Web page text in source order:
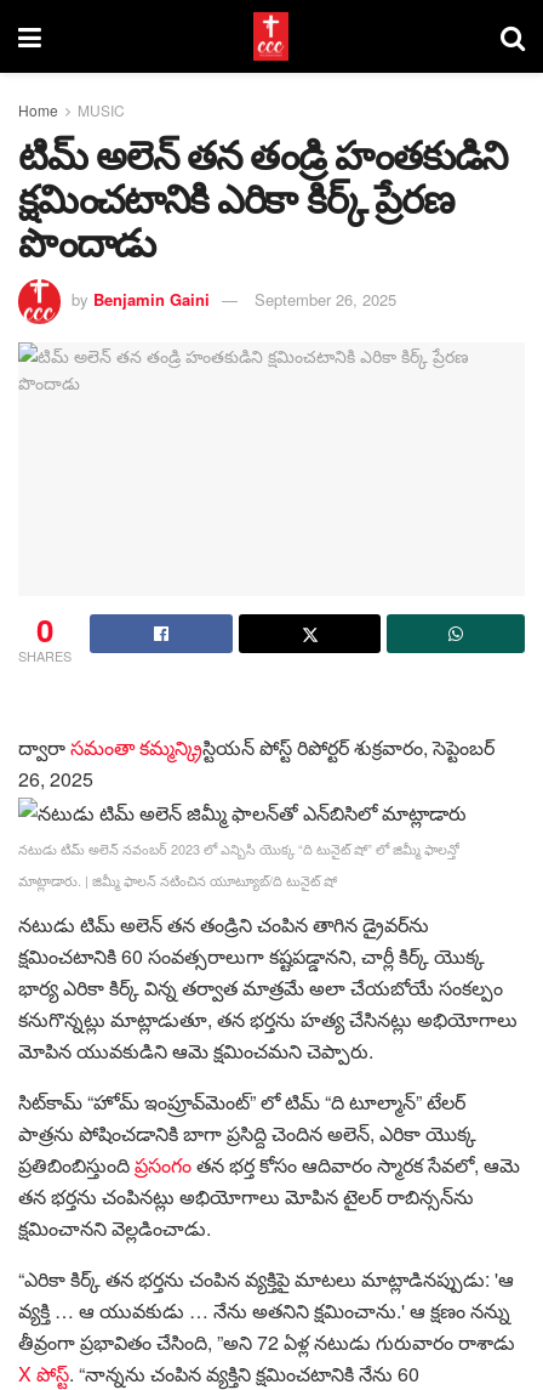
Home MUSIC
టిమ్ అలెన్ తన తండ్రి హంతకుడిని
క్షమించటానికి ఎరికా కిర్క్ ప్రేరణ
పొందాడు
by Benjamin Gaini September 26, 2025
0
SHARES
ద్వారాసమంతా కమ్మన్క్రిస్టియన్ పోస్ట్ రిపోర్టర్శుక్రవారం, సెప్టెంబర్
26, 2025
నటుడు టిమ్ అలెన్ నవంబర్ 2023 లో ఎన్బిసి యొక్క “ది టునైట్ షో” లో జిమ్మీ ఫాలన్తో
మాట్లాడారు. | జిమ్మీ ఫాలన్ నటించిన యూట్యూబ్/ది టునైట్ షో
నటుడు టిమ్ అలెన్ తన తండ్రిని చంపిన తాగిన డ్రైవర్‌ను
క్షమించటానికి 60 సంవత్సరాలుగా కష్టపడ్డానని, చార్లీ కిర్క్ యొక్క
భార్య ఎరికా కిర్క్ విన్న తర్వాత మాత్రమే అలా చేయబోయే సంకల్పం
కనుగొన్నట్లు మాట్లాడుతూ, తన భర్తను హత్య చేసినట్లు అభియోగాలు
మోపిన యువకుడిని ఆమె క్షమించమని చెప్పారు.
సిట్‌కామ్ “హోమ్ ఇంప్రూవ్‌మెంట్” లో టిమ్ “ది టూల్మాన్” టేలర్
పాత్రను పోషించడానికి బాగా ప్రసిద్ది చెందిన అలెన్, ఎరికా యొక్క
ప్రతిబింబిస్తుందిప్రసంగంతన భర్త కోసం ఆదివారం స్మారక సేవలో, ఆమె
తన భర్తను చంపినట్లు అభియోగాలు మోపిన టైలర్ రాబిన్సన్‌ను
క్షమించానని వెల్లడించాడు.
“ఎరికా కిర్క్ తన భర్తను చంపిన వ్యక్తిపై మాటలు మాట్లాడినప్పుడు: 'ఆ
వ్యక్తి … ఆ యువకుడు … నేను అతనిని క్షమించాను.' ఆ క్షణం నన్ను
తీవ్రంగా ప్రభావితం చేసింది, ”అని 72 ఏళ్ల నటుడు గురువారం రాశాడు
X పోస్ట్. “నాన్నను చంపిన వ్యక్తిని క్షమించటానికి నేను 60